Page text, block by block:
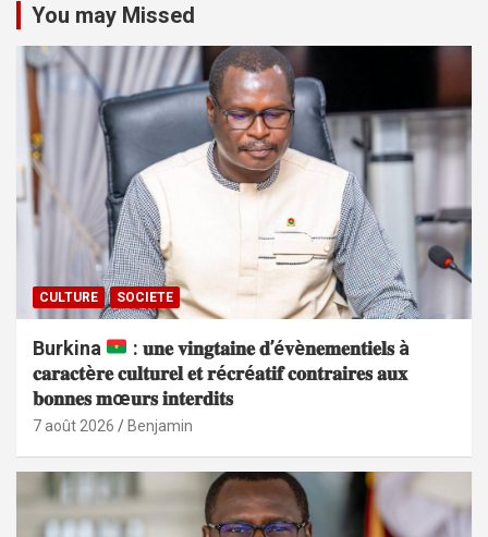
You may Missed
CULTURE SOCIETE
Burkina
: 𝐮𝐧𝐞 𝐯𝐢𝐧𝐠𝐭𝐚𝐢𝐧𝐞 𝐝’é𝐯è𝐧𝐞𝐦𝐞𝐧𝐭𝐢𝐞𝐥𝐬 à
𝐜𝐚𝐫𝐚𝐜𝐭è𝐫𝐞 𝐜𝐮𝐥𝐭𝐮𝐫𝐞𝐥 𝐞𝐭 𝐫é𝐜𝐫é𝐚𝐭𝐢𝐟 𝐜𝐨𝐧𝐭𝐫𝐚𝐢𝐫𝐞𝐬 𝐚𝐮𝐱
𝐛𝐨𝐧𝐧𝐞𝐬 𝐦œ𝐮𝐫𝐬 𝐢𝐧𝐭𝐞𝐫𝐝𝐢𝐭𝐬
7 août 2026 Benjamin